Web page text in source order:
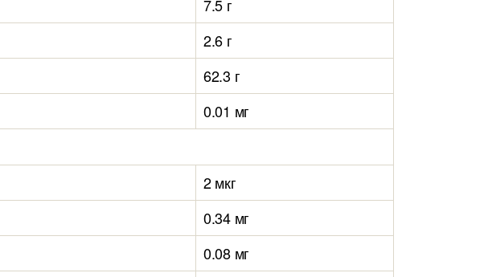
7.5 г
2.6 г
62.3 г
0.01 мг
2 мкг
0.34 мг
0.08 мг